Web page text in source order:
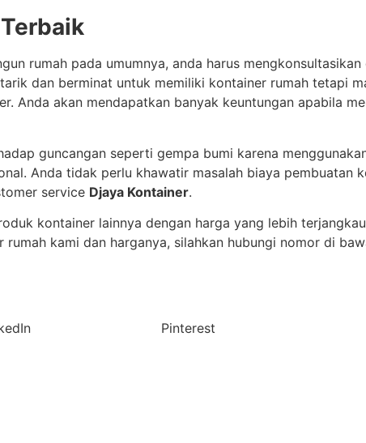
rumah pada umumnya, anda harus
dan berminat untuk memiliki kontainer rumah tetapi
Anda akan mendapatkan banyak keuntungan apabila
guncangan seperti gempa bumi karena
Anda tidak perlu khawatir masalah biaya pembuatan
service Djaya Kontainer.
kontainer lainnya dengan harga yang lebih
kami dan harganya, silahkan hubungi nomor di
Pinterest